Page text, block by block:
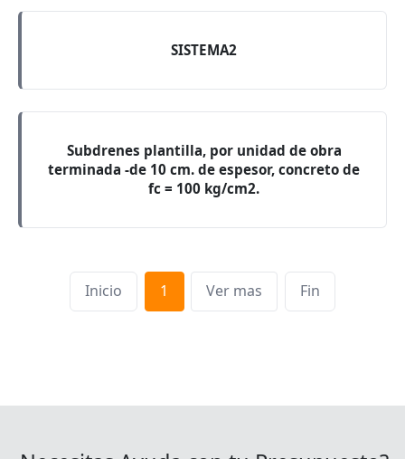
SISTEMA2
Subdrenes plantilla, por unidad de obra
terminada -de 10 cm. de espesor, concreto de
fc = 100 kg/cm2.
Inicio 1 Ver mas Fin